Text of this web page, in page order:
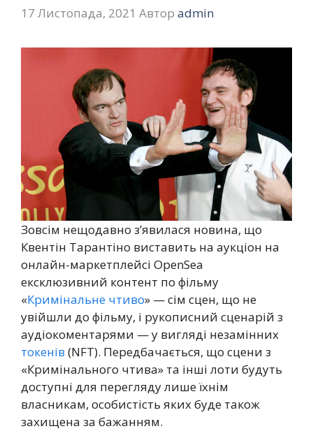
17 Листопада, 2021 Автор admin
Зовсім нещодавно з’явилася новина, що
Квентін Тарантіно виставить на аукціон на
онлайн-маркетплейсі OpenSea
ексклюзивний контент по фільму
«Кримінальне чтиво» — сім сцен, що не
увійшли до фільму, і рукописний сценарій з
аудіокоментарями — у вигляді незамінних
токенів (NFT). Передбачається, що сцени з
«Кримінального чтива» та інші лоти будуть
доступні для перегляду лише їхнім
власникам, особистість яких буде також
захищена за бажанням.